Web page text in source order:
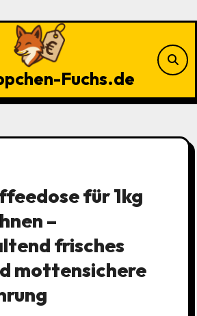
Fuchs.de
für 1kg
–
frisches
mottensichere